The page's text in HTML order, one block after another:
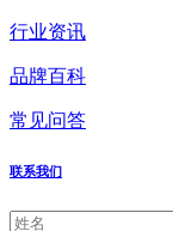
行业资讯
品牌百科
常见问答
联系我们